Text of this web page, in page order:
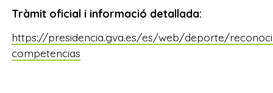
Tràmit oficial i informació detallada:
https://presidencia.gva.es/es/web/deporte/
competencias